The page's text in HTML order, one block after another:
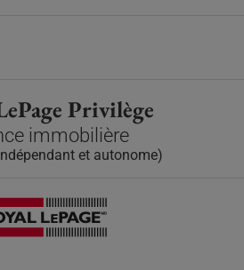
Privilège
immobilière
et autonome)